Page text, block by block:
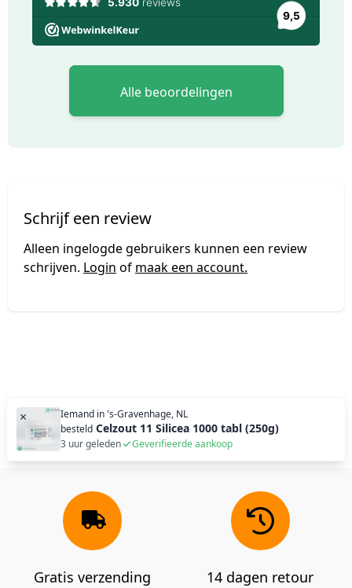
Alle beoordelingen
Schrijf een review
Alleen ingelogde gebruikers kunnen een review
schrijven. Login of maak een account.
× Iemand in's-Gravenhage, NL
besteld Celzout 11 Silicea 1000 tabl (250g)
3 uur geleden Geverifieerde aankoop
Gratis verzending
14 dagen retour